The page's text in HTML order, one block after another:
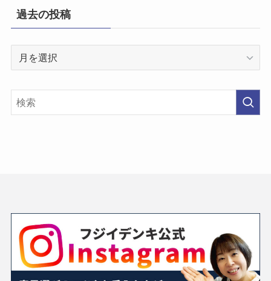
過去の投稿
投
稿